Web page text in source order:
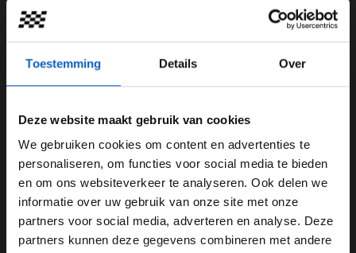
Toestemming Details Over
Deze website maakt gebruik van cookies
We gebruiken cookies om content en advertenties te
personaliseren, om functies voor social media te bieden
en om ons websiteverkeer te analyseren. Ook delen we
informatie over uw gebruik van onze site met onze
partners voor social media, adverteren en analyse. Deze
partners kunnen deze gegevens combineren met andere
gelden.
WELKOM BIJ GRAND PRIX RADIO
Ben je 24 jaar of ouder?
Pas je advertentie instellingen aan en klik hieronder om